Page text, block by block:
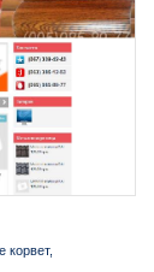
корвет,